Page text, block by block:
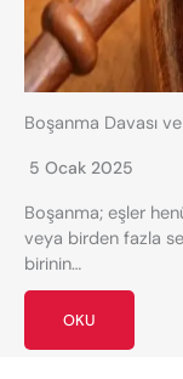
Boşanma Davası ve
5 Ocak 2025
Boşanma; eşler
veya birden fazla
birinin…
OKU